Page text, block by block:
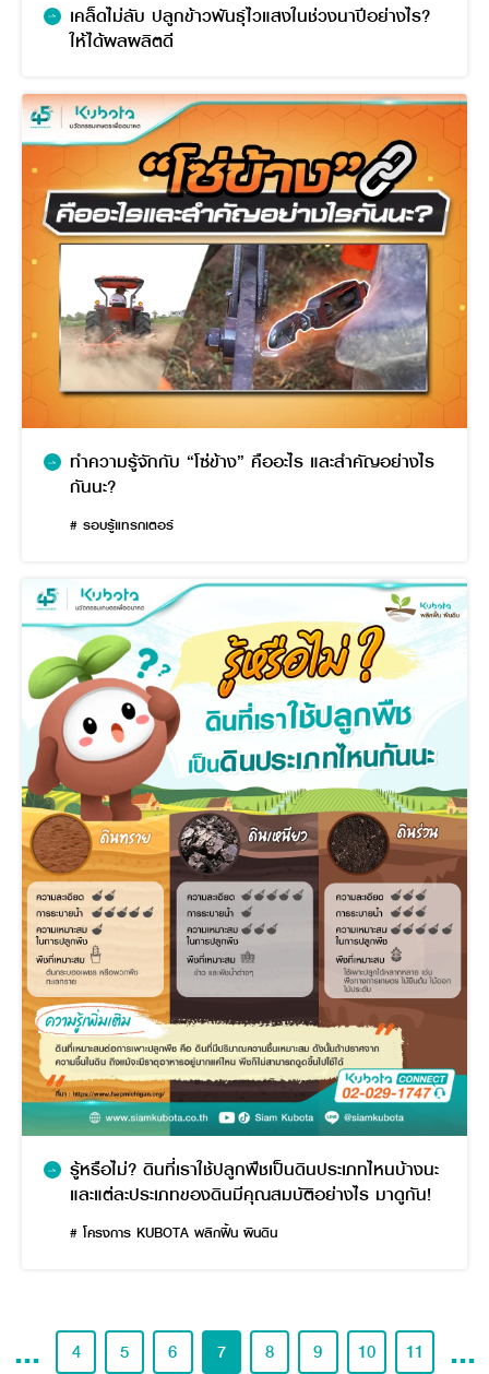
เคล็ดไม่ลับ ปลูกข้าวพันธุ์ไวแสงในช่วงนาปีอย่างไร?
ให้ได้ผลผลิตดี
ทำความรู้จักกับ “โซ่ข้าง” คืออะไร และสำคัญอย่างไร
กันนะ?
# รอบรู้แทรกเตอร์
รู้หรือไม่? ดินที่เราใช้ปลูกพืชเป็นดินประเภทไหนบ้างนะ
และแต่ละประเภทของดินมีคุณสมบัติอย่างไร มาดูกัน!
# โครงการ KUBOTA พลิกฟื้น ผืนดิน
... 4 5 6 7 8 9 10 11 ...